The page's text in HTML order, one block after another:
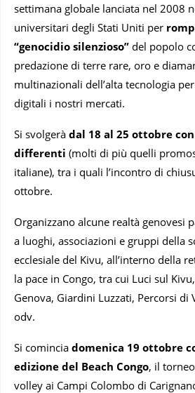
settimana globale lanciata nel 2008
universitari degli Stati Uniti per
“genocidio silenzioso” del popolo
predazione di terre rare, oro e
multinazionali dell’alta tecnologia
digitali i nostri mercati.
Si svolgerà dal 18 al 25 ottobre
differenti (molti di più quelli
italiane), tra i quali l’incontro di
ottobre.
Organizzano alcune realtà genovesi
a luoghi, associazioni e gruppi della
ecclesiale del Kivu, all’interno della
la pace in Congo, tra cui Luci sul
Genova, Giardini Luzzati, Percorsi di
odv.
Si comincia domenica 19 ottobre
edizione del Beach Congo, il
volley ai Campi Colombo di